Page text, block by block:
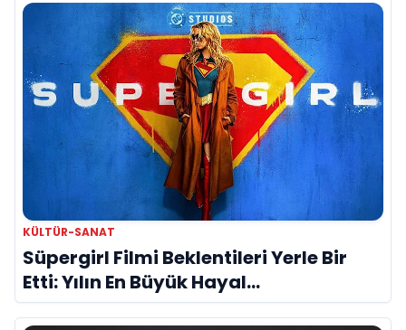
KÜLTÜR-SANAT
Süpergirl Filmi Beklentileri Yerle Bir
Etti: Yılın En Büyük Hayal
Kırıklıklarından Biri mi?